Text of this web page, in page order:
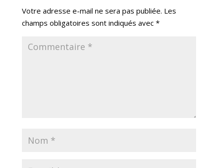
Votre adresse e-mail ne sera pas publiée. Les
champs obligatoires sont indiqués avec *